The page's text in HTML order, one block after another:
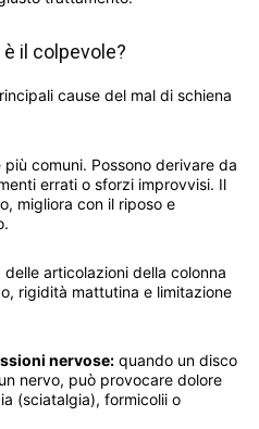
il colpevole?
cause del mal di schiena
più comuni. Possono derivare da
errati o sforzi improvvisi. Il
migliora con il riposo e
delle articolazioni della colonna
rigidità mattutina e limitazione
nervose: quando un disco
nervo, può provocare dolore
(sciatalgia), formicolii o